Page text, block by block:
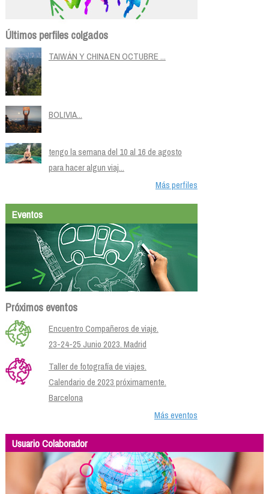
Últimos perfiles colgados
TAIWÁN Y CHINA EN OCTUBRE ...
BOLIVIA...
tengo la semana del 10 al 16 de agosto
para hacer algun viaj...
Más perfiles
Eventos
Próximos eventos
Encuentro Compañeros de viaje.
23-24-25 Junio 2023. Madrid
Taller de fotografía de viajes.
Calendario de 2023 próximamente.
Barcelona
Más eventos
Usuario Colaborador